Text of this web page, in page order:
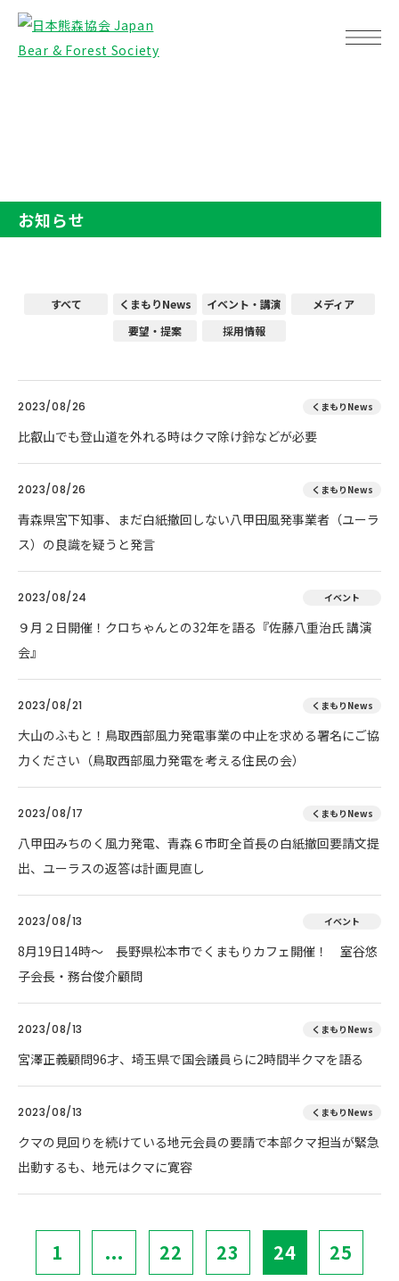
お知らせ
すべて くまもりNews イベント・講演
メディア
要望・提案
採用情報
2023/08/26 くまもりNews
比叡山でも登山道を外れる時はクマ除け鈴などが必要
2023/08/26 くまもりNews
青森県宮下知事、まだ白紙撤回しない八甲田風発事業者（ユーラ
ス）の良識を疑うと発言
2023/08/24 イベント
９月２日開催！クロちゃんとの32年を語る『佐藤八重治氏 講演
会』
2023/08/21 くまもりNews
大山のふもと！鳥取西部風力発電事業の中止を求める署名にご協
力ください（鳥取西部風力発電を考える住民の会）
2023/08/17 くまもりNews
八甲田みちのく風力発電、青森６市町全首長の白紙撤回要請文提
出、ユーラスの返答は計画見直し
2023/08/13 イベント
8月19日14時～ 長野県松本市でくまもりカフェ開催！ 室谷悠
子会長・務台俊介顧問
2023/08/13 くまもりNews
宮澤正義顧問96才、埼玉県で国会議員らに2時間半クマを語る
2023/08/13 くまもりNews
クマの見回りを続けている地元会員の要請で本部クマ担当が緊急
出動するも、地元はクマに寛容
1 ... 22 23 24 25